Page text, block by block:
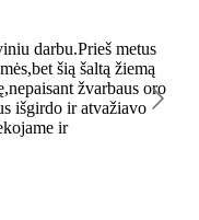
darbu.Prieš metus
šią šaltą žiemą
žvarbaus oro
išgirdo ir atvažiavo
ir